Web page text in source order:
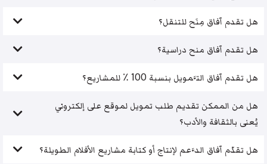
هل تقدم آفاق مِنَح للتنقل؟
هل تقدم آفاق منح دراسية؟
هل تقدم آفاق التَّمويل بنسبة 100 ٪ للمشاريع؟
هل من الممكن تقديم طلب تمويل لموقع على إلكتروني
يُعنى بالثقافة والأدب؟
هل تقدّم آفاق الدَّعم لإنتاج أو كتابة مشاريع الأفلام الطويلة؟